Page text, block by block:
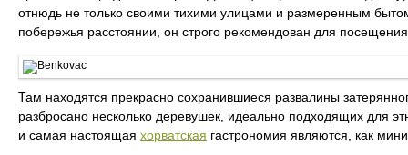
отнюдь не только своими тихими улицами и размеренным
побережья расстоянии, он строго рекомендован для
Там находятся прекрасно сохранившиеся развалины
разбросано несколько деревушек, идеально подходящих для
и самая настоящая хорватская гастрономия являются, как